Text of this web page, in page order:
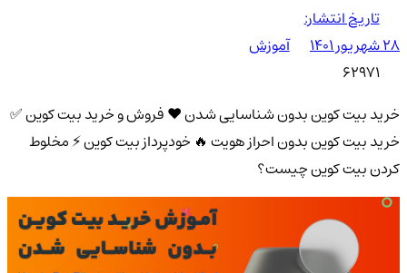
تاریخ انتشار:
۲۸ شهریور ۱۴۰۱
آموزش
62971
خرید بیت کوین بدون شناسایی شدن ❤️ فروش و خرید بیت کوین ✅
خرید بیت کوین بدون احراز هویت 🔥 خودپرداز بیت کوین ⚡ مخلوط
کردن بیت کوین چیست؟